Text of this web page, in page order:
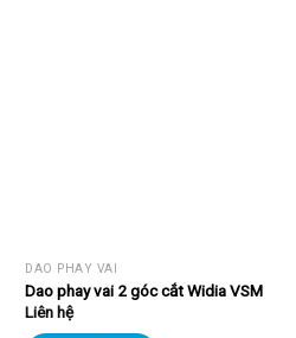
DAO PHAY VAI
Dao phay vai 2 góc cắt Widia VSM
Liên hệ